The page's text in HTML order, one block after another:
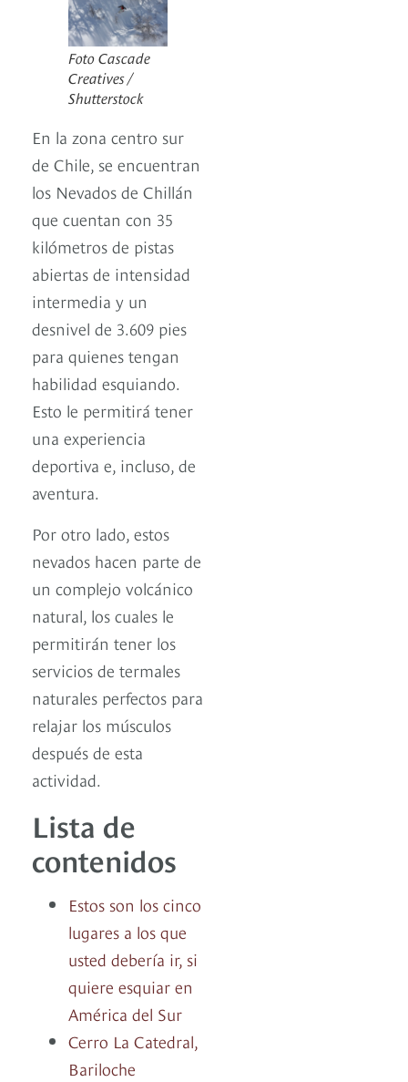
Foto Cascade
Creatives /
Shutterstock
En la zona centro sur
de Chile, se encuentran
los Nevados de Chillán
que cuentan con 35
kilómetros de pistas
abiertas de intensidad
intermedia y un
desnivel de 3.609 pies
para quienes tengan
habilidad esquiando.
Esto le permitirá tener
una experiencia
deportiva e, incluso, de
aventura.
Por otro lado, estos
nevados hacen parte de
un complejo volcánico
natural, los cuales le
permitirán tener los
servicios de termales
naturales perfectos para
relajar los músculos
después de esta
actividad.
Lista de
contenidos
Estos son los cinco
lugares a los que
usted debería ir, si
quiere esquiar en
América del Sur
Cerro La Catedral,
Bariloche